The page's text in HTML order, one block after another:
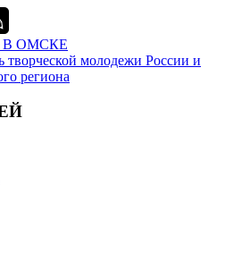
В ОМСКЕ
творческой молодежи России и
региона